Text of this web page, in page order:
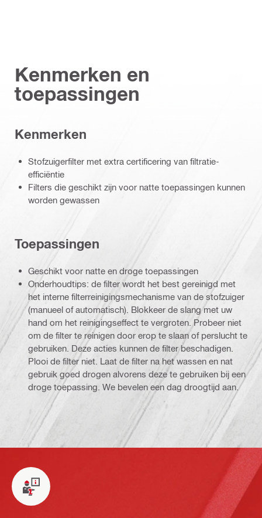
Kenmerken en
toepassingen
Kenmerken
Stofzuigerfilter met extra certificering van filtratie-
efficiëntie
Filters die geschikt zijn voor natte toepassingen kunnen
worden gewassen
Toepassingen
Geschikt voor natte en droge toepassingen
Onderhoudtips: de filter wordt het best gereinigd met
het interne filterreinigingsmechanisme van de stofzuiger
(manueel of automatisch). Blokkeer de slang met uw
hand om het reinigingseffect te vergroten. Probeer niet
om de filter te reinigen door erop te slaan of perslucht te
gebruiken. Deze acties kunnen de filter beschadigen.
Plooi de filter niet. Laat de filter na het wassen en nat
gebruik goed drogen alvorens deze te gebruiken bij een
droge toepassing. We bevelen een dag droogtijd aan.